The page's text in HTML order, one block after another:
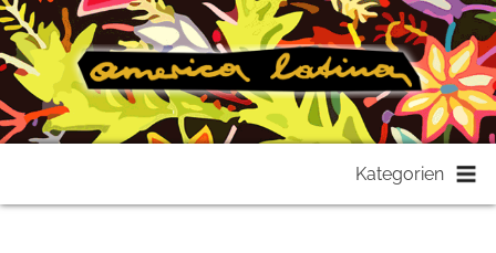
springen
springen
Kategorien